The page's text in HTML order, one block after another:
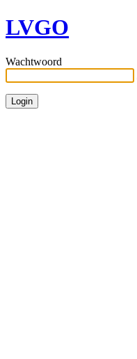
LVGO
Wachtwoord